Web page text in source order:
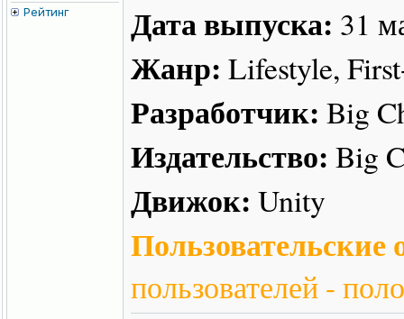
Рейтинг Дата выпуска: 31
Жанр: Lifestyle,
Разработчик: Big
Издательство: Big
Движок: Unity
Пользовательские
пользователей -